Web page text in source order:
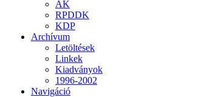
AK
RPDDK
KDP
Archívum
Letöltések
Linkek
Kiadványok
1996-2002
Navigáció